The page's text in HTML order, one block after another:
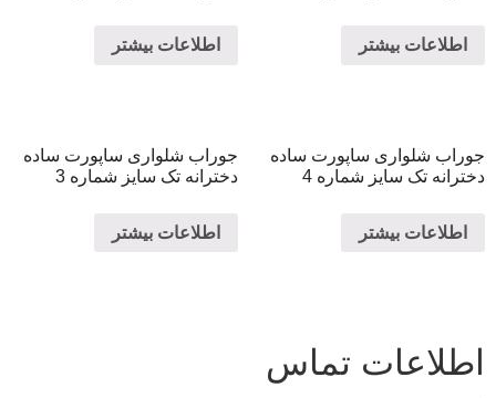
اطلاعات بیشتر اطلاعات بیشتر
جوراب شلواری ساپورت ساده
دخترانه تک سایز شماره 4
اطلاعات بیشتر
جوراب شلواری ساپورت ساده
دخترانه تک سایز شماره 3
اطلاعات بیشتر
اطلاعات تماس